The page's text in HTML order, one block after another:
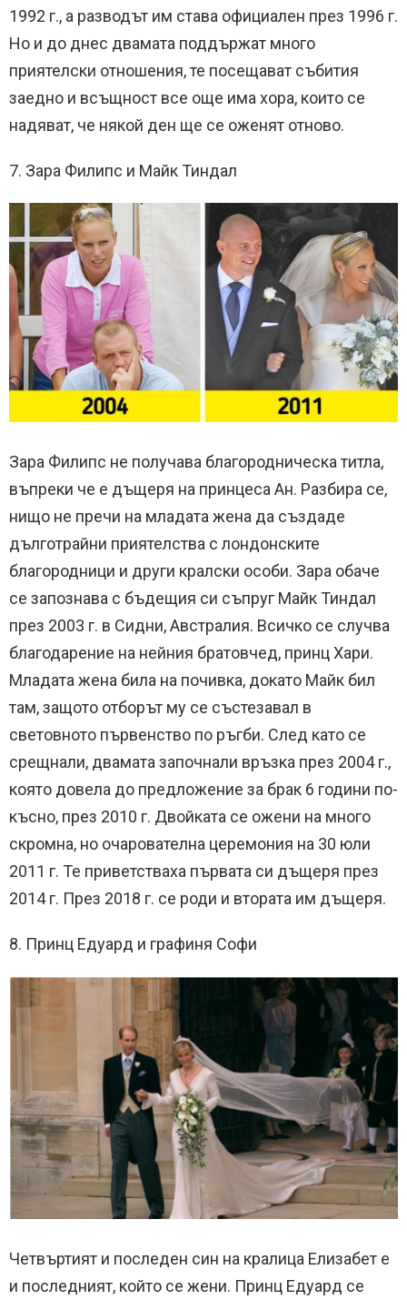
1992 г., а разводът им става официален през 1996 г.
Но и до днес двамата поддържат много
приятелски отношения, те посещават събития
заедно и всъщност все още има хора, които се
надяват, че някой ден ще се оженят отново.
7. Зара Филипс и Майк Тиндал
Зара Филипс не получава благородническа титла,
въпреки че е дъщеря на принцеса Ан. Разбира се,
нищо не пречи на младата жена да създаде
дълготрайни приятелства с лондонските
благородници и други кралски особи. Зара обаче
се запознава с бъдещия си съпруг Майк Тиндал
през 2003 г. в Сидни, Австралия. Всичко се случва
благодарение на нейния братовчед, принц Хари.
Младата жена била на почивка, докато Майк бил
там, защото отборът му се състезавал в
световното първенство по ръгби. След като се
срещнали, двамата започнали връзка през 2004 г.,
която довела до предложение за брак 6 години по-
късно, през 2010 г. Двойката се ожени на много
скромна, но очарователна церемония на 30 юли
2011 г. Те приветстваха първата си дъщеря през
2014 г. През 2018 г. се роди и втората им дъщеря.
8. Принц Едуард и графиня Софи
Четвъртият и последен син на кралица Елизабет е
и последният, който се жени. Принц Едуард се